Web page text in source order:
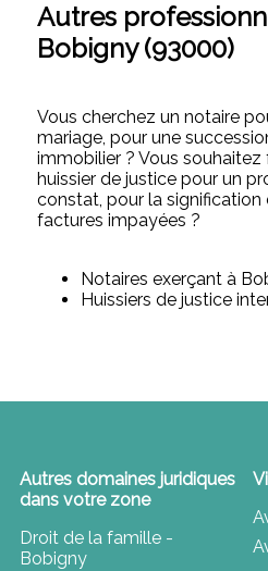
Autres
Bobigny (93000)
Vous cherchez un notaire
mariage, pour une
immobilier ? Vous souhaitez
huissier de justice pour un
constat, pour la signification
factures impayées ?
Notaires exerçant à
Huissiers de justice
Autres domaines juridiques
dans votre zone
Droit de la famille -
Bobigny